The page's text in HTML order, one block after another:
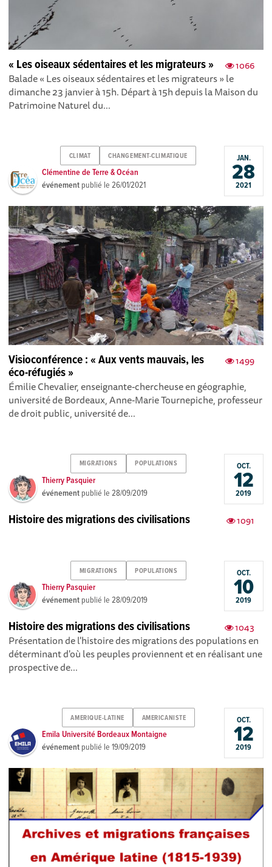
1066
« Les oiseaux sédentaires et les migrateurs »
Balade « Les oiseaux sédentaires et les migrateurs » le
dimanche 23 janvier à 15h. Départ à 15h depuis la Maison du
Patrimoine Naturel du...
CLIMAT CHANGEMENT-CLIMATIQUE
Clémentine de Terre & Océan
événement publié le26/01/2021
JAN.
28
2021
1499
Visioconférence : « Aux vents mauvais, les
éco-réfugiés »
Émilie Chevalier, enseignante-chercheuse en géographie,
université de Bordeaux, Anne-Marie Tournepiche, professeur
de droit public, université de...
MIGRATIONS POPULATIONS
Thierry Pasquier
événement publié le28/09/2019
OCT.
12
2019
1091
Histoire des migrations des civilisations
MIGRATIONS POPULATIONS
Thierry Pasquier
événement publié le28/09/2019
OCT.
10
2019
1043
Histoire des migrations des civilisations
Présentation de l'histoire des migrations des populations en
déterminant d'où les peuples proviennent et en réalisant une
prospective de...
AMERIQUE-LATINE AMERICANISTE
Emila Université Bordeaux Montaigne
événement publié le19/09/2019
OCT.
12
2019